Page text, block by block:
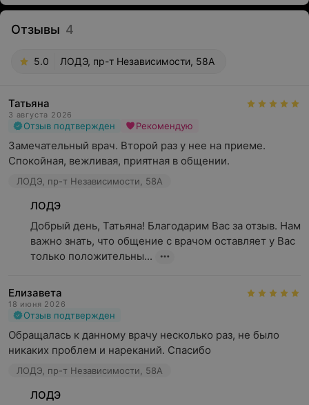
Отзывы 4
5.0 ЛОДЭ, пр-т Независимости, 58А
Татьяна
3 августа 2026
Отзыв подтвержден Рекомендую
Замечательный врач. Второй раз у нее на приеме.
Спокойная, вежливая, приятная в общении.
ЛОДЭ, пр-т Независимости, 58А
ЛОДЭ
Добрый день, Татьяна! Благодарим Вас за отзыв. Нам
важно знать, что общение с врачом оставляет у Вас
только положительны...
Елизавета
18 июня 2026
Отзыв подтвержден
Обращалась к данному врачу несколько раз, не было
никаких проблем и нареканий. Спасибо
ЛОДЭ, пр-т Независимости, 58А
ЛОДЭ